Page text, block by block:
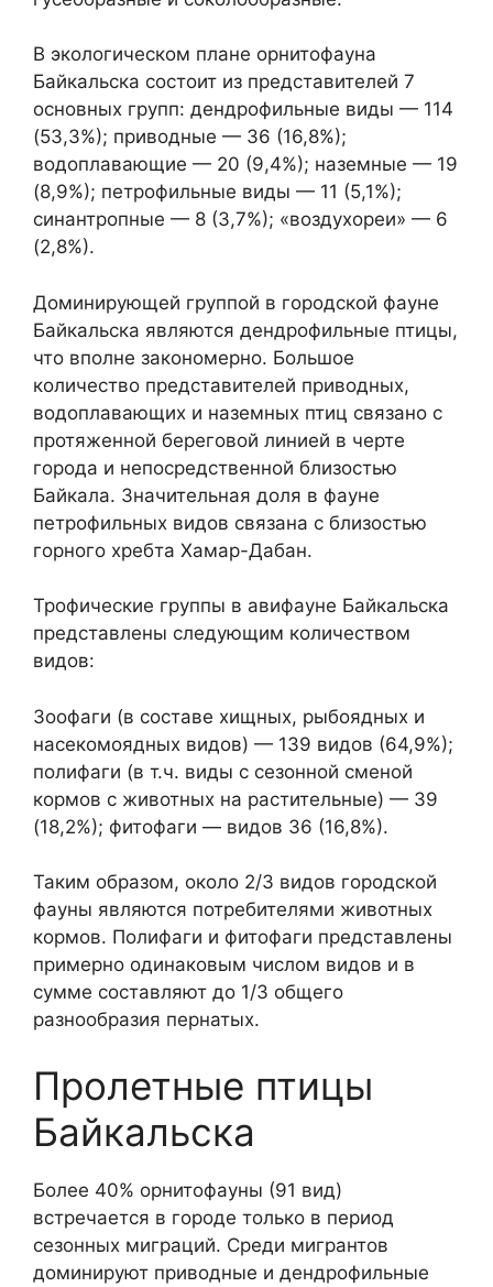
В экологическом плане орнитофауна
Байкальска состоит из представителей 7
основных групп: дендрофильные виды — 114
(53,3%); приводные — 36 (16,8%);
водоплавающие — 20 (9,4%); наземные — 19
(8,9%); петрофильные виды — 11 (5,1%);
синантропные — 8 (3,7%); «воздухореи» — 6
(2,8%).
Доминирующей группой в городской фауне
Байкальска являются дендрофильные птицы,
что вполне закономерно. Большое
количество представителей приводных,
водоплавающих и наземных птиц связано с
протяженной береговой линией в черте
города и непосредственной близостью
Байкала. Значительная доля в фауне
петрофильных видов связана с близостью
горного хребта Хамар-Дабан.
Трофические группы в авифауне Байкальска
представлены следующим количеством
видов:
Зоофаги (в составе хищных, рыбоядных и
насекомоядных видов) — 139 видов (64,9%);
полифаги (в т.ч. виды с сезонной сменой
кормов с животных на растительные) — 39
(18,2%); фитофаги — видов 36 (16,8%).
Таким образом, около 2/3 видов городской
фауны являются потребителями животных
кормов. Полифаги и фитофаги представлены
примерно одинаковым числом видов и в
сумме составляют до 1/3 общего
разнообразия пернатых.
Пролетные птицы
Байкальска
Более 40% орнитофауны (91 вид)
встречается в городе только в период
сезонных миграций. Среди мигрантов
доминируют приводные и дендрофильные